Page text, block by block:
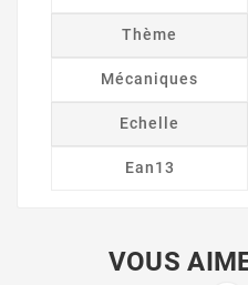
Thème
Mécaniques
Echelle
Ean13
VOUS